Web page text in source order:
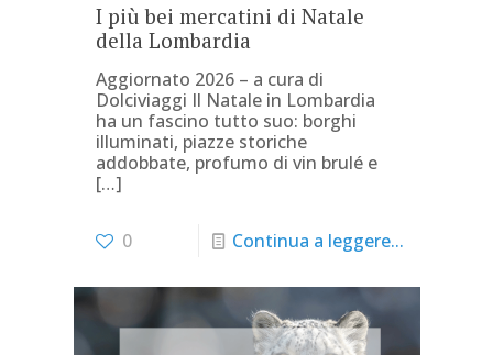
I più bei mercatini di Natale
della Lombardia
Aggiornato 2026 – a cura di
Dolciviaggi Il Natale in Lombardia
ha un fascino tutto suo: borghi
illuminati, piazze storiche
addobbate, profumo di vin brulé e
[…]
0 Continua a leggere...